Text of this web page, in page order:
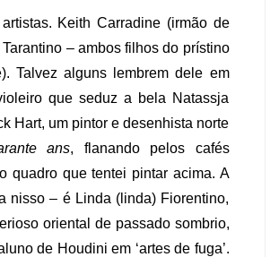
Keith Carradine (irmão de
– ambos filhos do prístino
Talvez alguns lembrem dele em
que seduz a bela Natassja
Hart, um pintor e desenhista norte
ans, flanando pelos cafés
quadro que tentei pintar acima. A
nisso – é Linda (linda) Fiorentino,
oriental de passado sombrio,
de Houdini em ‘artes de fuga’.